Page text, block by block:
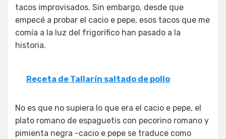
tacos improvisados. Sin embargo, desde que
empecé a probar el cacio e pepe, esos tacos que me
comía a la luz del frigorífico han pasado a la
historia.
Receta de Tallarín saltado de pollo
No es que no supiera lo que era el cacio e pepe, el
plato romano de espaguetis con pecorino romano y
pimienta negra -cacio e pepe se traduce como